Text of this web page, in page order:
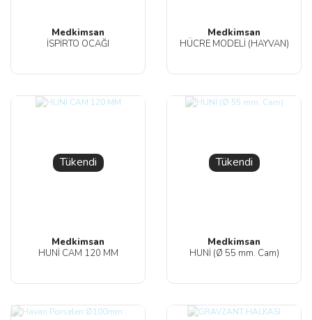
Medkimsan
İSPİRTO OCAĞI
Medkimsan
HÜCRE MODELİ (HAYVAN)
Tükendi
Medkimsan
HUNİ CAM 120 MM
Tükendi
Medkimsan
HUNİ (Ø 55 mm. Cam)